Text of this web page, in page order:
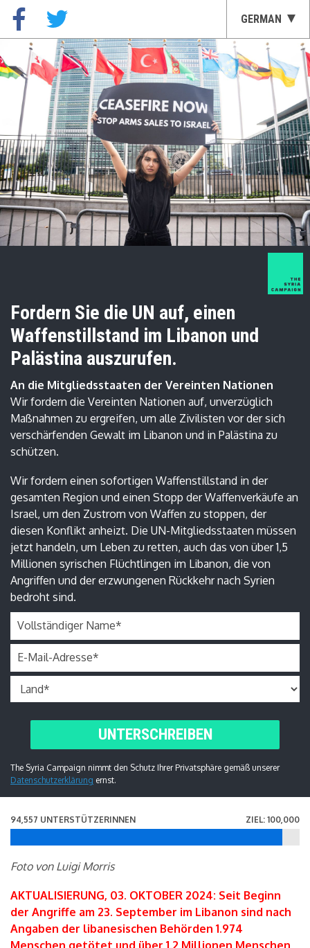
GERMAN
العربية
ENGLISH
FRENCH
94,557 UNTERSTÜTZERINNEN ZIEL: 100,000
Foto von Luigi Morris
AKTUALISIERUNG, 03. OKTOBER 2024: Seit Beginn
der Angriffe am 23. September im Libanon sind nach
Angaben der libanesischen Behörden 1.974
Menschen getötet und über 1,2 Millionen Menschen
Fordern Sie die UN auf, einen
Waffenstillstand im Libanon und
Palästina auszurufen.
An die Mitgliedsstaaten der Vereinten Nationen
Wir fordern die Vereinten Nationen auf, unverzüglich
Maßnahmen zu ergreifen, um alle Zivilisten vor der sich
verschärfenden Gewalt im Libanon und in Palästina zu
schützen.
Wir fordern einen sofortigen Waffenstillstand in der
gesamten Region und einen Stopp der Waffenverkäufe an
Israel, um den Zustrom von Waffen zu stoppen, der
diesen Konflikt anheizt. Die UN-Mitgliedsstaaten müssen
jetzt handeln, um Leben zu retten, auch das von über 1,5
Millionen syrischen Flüchtlingen im Libanon, die von
Angriffen und der erzwungenen Rückkehr nach Syrien
bedroht sind.
Vollständiger Name*
E-Mail-Adresse*
UNTERSCHREIBEN
The Syria Campaign nimmt den Schutz Ihrer Privatsphäre gemäß unserer
Datenschutzerklärung ernst.